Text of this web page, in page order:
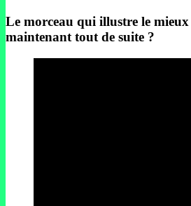
Le morceau qui illustre le
maintenant tout de suite ?